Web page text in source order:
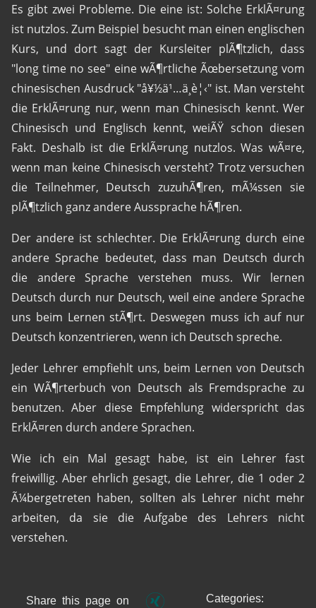
Es gibt zwei Probleme. Die eine ist: Solche ErklÃ¤rung
ist nutzlos. Zum Beispiel besucht man einen englischen
Kurs, und dort sagt der Kursleiter plÃ¶tzlich, dass
"long time no see" eine wÃ¶rtliche Ãœbersetzung vom
chinesischen Ausdruck "å¥½ä¹…ä¸è¦‹" ist. Man versteht
die ErklÃ¤rung nur, wenn man Chinesisch kennt. Wer
Chinesisch und Englisch kennt, weiÃŸ schon diesen
Fakt. Deshalb ist die ErklÃ¤rung nutzlos. Was wÃ¤re,
wenn man keine Chinesisch versteht? Trotz versuchen
die Teilnehmer, Deutsch zuzuhÃ¶ren, mÃ¼ssen sie
plÃ¶tzlich ganz andere Aussprache hÃ¶ren.
Der andere ist schlechter. Die ErklÃ¤rung durch eine
andere Sprache bedeutet, dass man Deutsch durch
die andere Sprache verstehen muss. Wir lernen
Deutsch durch nur Deutsch, weil eine andere Sprache
uns beim Lernen stÃ¶rt. Deswegen muss ich auf nur
Deutsch konzentrieren, wenn ich Deutsch spreche.
Jeder Lehrer empfiehlt uns, beim Lernen von Deutsch
ein WÃ¶rterbuch von Deutsch als Fremdsprache zu
benutzen. Aber diese Empfehlung widerspricht das
ErklÃ¤ren durch andere Sprachen.
Wie ich ein Mal gesagt habe, ist ein Lehrer fast
freiwillig. Aber ehrlich gesagt, die Lehrer, die 1 oder 2
Ã¼bergetreten haben, sollten als Lehrer nicht mehr
arbeiten, da sie die Aufgabe des Lehrers nicht
verstehen.
Share this page on Categories: